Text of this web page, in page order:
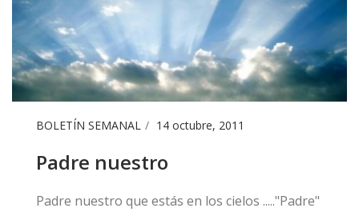
BOLETÍN SEMANAL 14 octubre, 2011
Padre nuestro
​Padre nuestro que estás en los cielos ....."Padre"